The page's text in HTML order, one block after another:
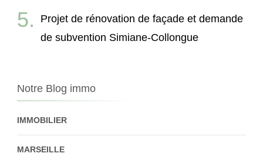
Projet de rénovation de façade et demande
de subvention Simiane-Collongue
Notre Blog immo
IMMOBILIER
MARSEILLE